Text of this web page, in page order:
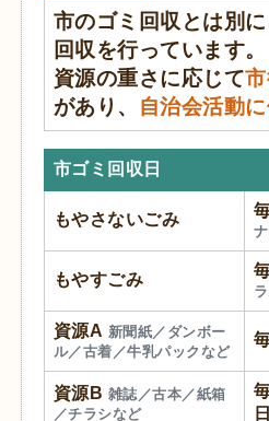
市のゴミ回収とは別
回収を行っています。
資源の重さに応じて
があり、
自治会活動
市ゴミ回収日
もやさないごみ
もやすごみ
資源A 新聞紙／ダンボー
ル／古着／牛乳パックなど
資源B 雑誌／古本／紙箱
／チラシなど
日